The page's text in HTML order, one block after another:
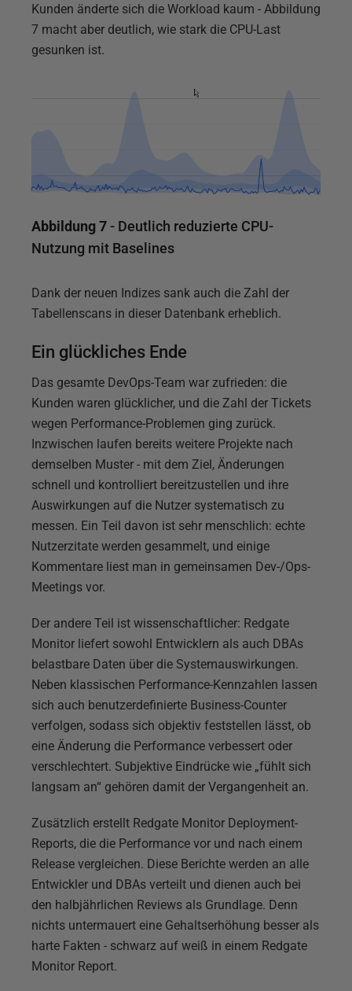
Kunden änderte sich die Workload kaum - Abbildung
7 macht aber deutlich, wie stark die CPU-Last
gesunken ist.
Abbildung 7- Deutlich reduzierte CPU-
Nutzung mit Baselines
Dank der neuen Indizes sank auch die Zahl der
Tabellenscans in dieser Datenbank erheblich.
Ein glückliches Ende
Das gesamte DevOps-Team war zufrieden: die
Kunden waren glücklicher, und die Zahl der Tickets
wegen Performance-Problemen ging zurück.
Inzwischen laufen bereits weitere Projekte nach
demselben Muster - mit dem Ziel, Änderungen
schnell und kontrolliert bereitzustellen und ihre
Auswirkungen auf die Nutzer systematisch zu
messen. Ein Teil davon ist sehr menschlich: echte
Nutzerzitate werden gesammelt, und einige
Kommentare liest man in gemeinsamen Dev-/Ops-
Meetings vor.
Der andere Teil ist wissenschaftlicher: Redgate
Monitor liefert sowohl Entwicklern als auch DBAs
belastbare Daten über die Systemauswirkungen.
Neben klassischen Performance-Kennzahlen lassen
sich auch benutzerdefinierte Business-Counter
verfolgen, sodass sich objektiv feststellen lässt, ob
eine Änderung die Performance verbessert oder
verschlechtert. Subjektive Eindrücke wie „fühlt sich
langsam an“ gehören damit der Vergangenheit an.
Zusätzlich erstellt Redgate Monitor Deployment-
Reports, die die Performance vor und nach einem
Release vergleichen. Diese Berichte werden an alle
Entwickler und DBAs verteilt und dienen auch bei
den halbjährlichen Reviews als Grundlage. Denn
nichts untermauert eine Gehaltserhöhung besser als
harte Fakten - schwarz auf weiß in einem Redgate
Monitor Report.